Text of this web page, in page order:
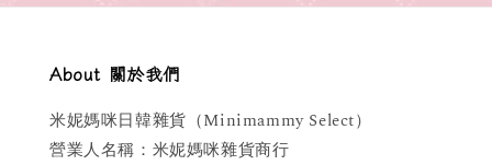
About 關於我們
米妮媽咪日韓雜貨（Minimammy Select）
營業人名稱：米妮媽咪雜貨商行